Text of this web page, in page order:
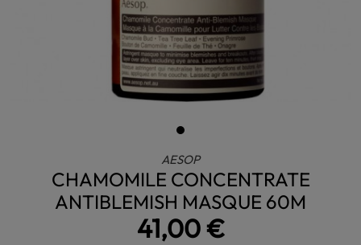
AESOP
CHAMOMILE CONCENTRATE
ANTIBLEMISH MASQUE 60M
41,00 €